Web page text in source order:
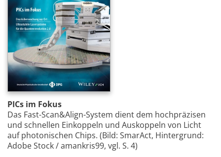
PICs im Fokus
Das Fast-Scan&Align-System dient dem hochpräzisen
und schnellen Einkoppeln und Auskoppeln von Licht
auf photonischen Chips. (Bild: SmarAct, Hintergrund:
Adobe Stock / amankris99, vgl. S. 4)